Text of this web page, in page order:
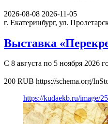
2026-08-08 2026-11-05
г. Екатеринбург, ул.
Выставка
С 8 августа по 5 ноября 2026
200 RUB https://schema.org/
https://kudaekb.ru/image/